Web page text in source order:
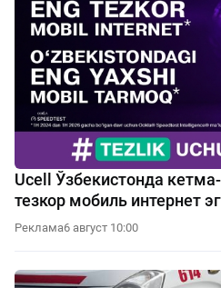
Ucell Ўзбекистонда
тезкор мобиль интернет
Реклама6 август 10:00